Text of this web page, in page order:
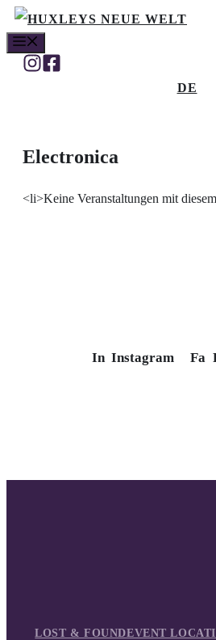
Skip
to
content
DE
Electronica
<li>Keine Veranstaltungen mit
In Instagram Fa
LOST & FOUNDEVENT